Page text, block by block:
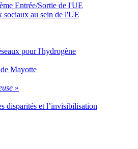
Entrée/Sortie de l'UE
sociaux au sein de l'UE
pour l'hydrogène
Mayotte
»
disparités et l’invisibilisation